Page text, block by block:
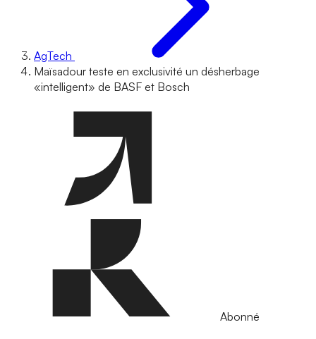
AgTech
Maïsadour teste en exclusivité un désherbage
«intelligent» de BASF et Bosch
Abonné